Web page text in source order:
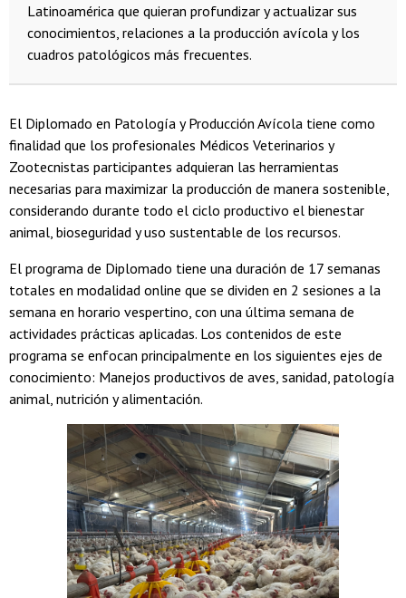
Latinoamérica que quieran profundizar y actualizar sus
conocimientos, relaciones a la producción avícola y los
cuadros patológicos más frecuentes.
El Diplomado en Patología y Producción Avícola tiene como
finalidad que los profesionales Médicos Veterinarios y
Zootecnistas participantes adquieran las herramientas
necesarias para maximizar la producción de manera sostenible,
considerando durante todo el ciclo productivo el bienestar
animal, bioseguridad y uso sustentable de los recursos.
El programa de Diplomado tiene una duración de 17 semanas
totales en modalidad online que se dividen en 2 sesiones a la
semana en horario vespertino, con una última semana de
actividades prácticas aplicadas. Los contenidos de este
programa se enfocan principalmente en los siguientes ejes de
conocimiento: Manejos productivos de aves, sanidad, patología
animal, nutrición y alimentación.